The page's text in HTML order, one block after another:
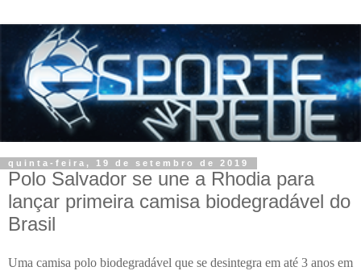
quinta-feira, 19 de setembro de 2019
Polo Salvador se une a Rhodia para
lançar primeira camisa biodegradável do
Brasil
Uma camisa polo biodegradável que se desintegra em até 3 anos em